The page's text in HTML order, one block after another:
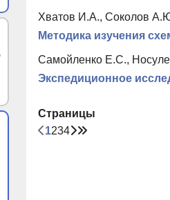
Хватов И.А., Соколов
Методика изучения
Самойленко Е.С.,
Экспедиционное
Страницы
1234